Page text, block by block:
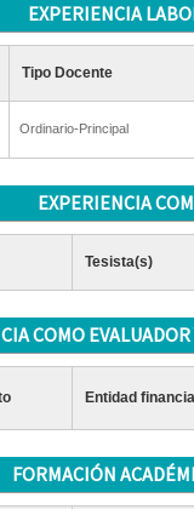
EXPERIENCIA
Tipo Docente
Ordinario-Principal
EXPERIENCIA
Tesista(s)
COMO
Entidad
FORMACIÓN